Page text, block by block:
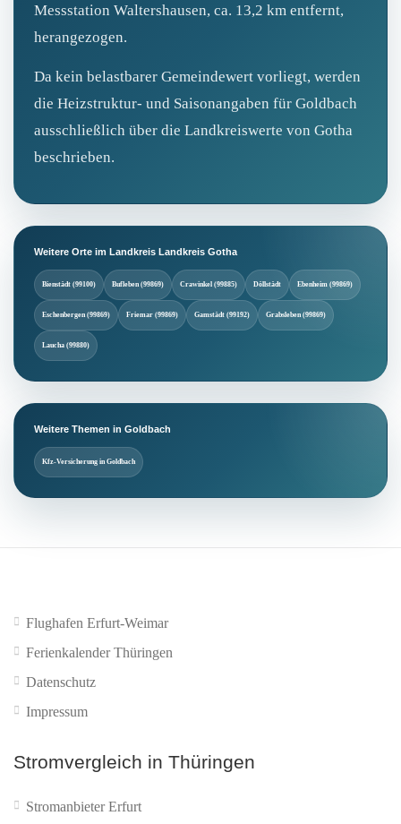
Messstation Waltershausen, ca. 13,2 km entfernt,
herangezogen.
Da kein belastbarer Gemeindewert vorliegt, werden
die Heizstruktur- und Saisonangaben für Goldbach
ausschließlich über die Landkreiswerte von Gotha
beschrieben.
Weitere Orte im Landkreis Landkreis Gotha
Bienstädt (99100) Bufleben (99869) Crawinkel (99885) Döllstädt Ebenheim (99869)
Eschenbergen (99869) Friemar (99869) Gamstädt (99192) Grabsleben (99869)
Laucha (99880)
Weitere Themen in Goldbach
Kfz-Versicherung in Goldbach
Flughafen Erfurt-Weimar
Ferienkalender Thüringen
Datenschutz
Impressum
Stromvergleich in Thüringen
Stromanbieter Erfurt